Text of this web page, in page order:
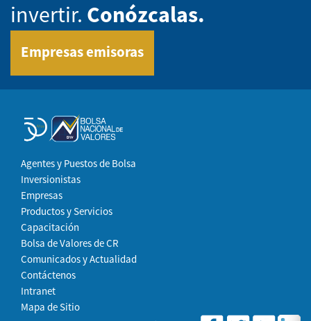
invertir. Conózcalas.
Empresas emisoras
Agentes y Puestos de Bolsa
Inversionistas
Empresas
Productos y Servicios
Capacitación
Bolsa de Valores de CR
Comunicados y Actualidad
Contáctenos
Intranet
Mapa de Sitio